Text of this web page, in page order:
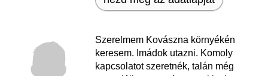
Szerelmem Kovászna környékén
keresem. Imádok utazni. Komoly
kapcsolatot szeretnék, talán még